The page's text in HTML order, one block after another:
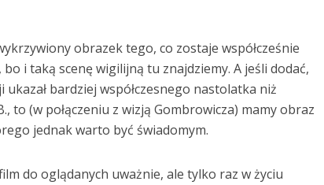
obrazek tego, co zostaje współcześnie
bo i taką scenę wigilijną tu znajdziemy. A jeśli dodać,
ukazał bardziej współczesnego nastolatka niż
to (w połączeniu z wizją Gombrowicza) mamy obraz
jednak warto być świadomym.
do oglądanych uważnie, ale tylko raz w życiu